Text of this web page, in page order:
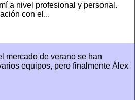
a nivel profesional y personal.
con el...
mercado de verano se han
equipos, pero finalmente Álex